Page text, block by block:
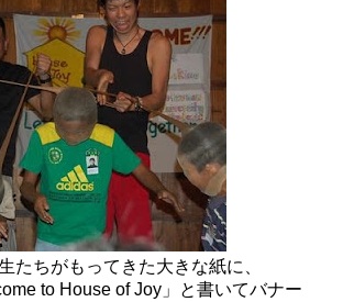
たちがもってきた大きな紙に、
to House of Joy」と書いてバナー